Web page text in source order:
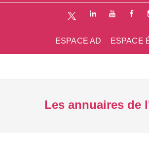
ESPACE
ESPACE AD
Les annuaires de